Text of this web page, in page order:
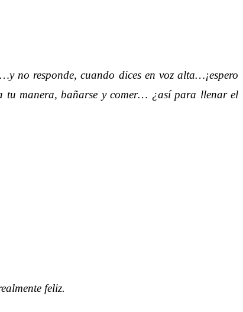
no responde, cuando dices en voz alta…¡espero
tu manera, bañarse y comer… ¿así para llenar el
feliz.